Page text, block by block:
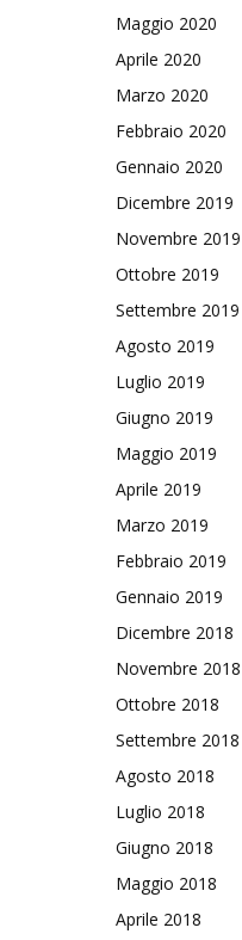
Maggio 2020
Aprile 2020
Marzo 2020
Febbraio 2020
Gennaio 2020
Dicembre 2019
Novembre 2019
Ottobre 2019
Settembre 2019
Agosto 2019
Luglio 2019
Giugno 2019
Maggio 2019
Aprile 2019
Marzo 2019
Febbraio 2019
Gennaio 2019
Dicembre 2018
Novembre 2018
Ottobre 2018
Settembre 2018
Agosto 2018
Luglio 2018
Giugno 2018
Maggio 2018
Aprile 2018